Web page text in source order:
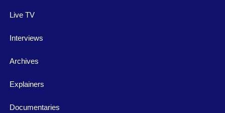
Live TV
Interviews
Archives
Explainers
Documentaries